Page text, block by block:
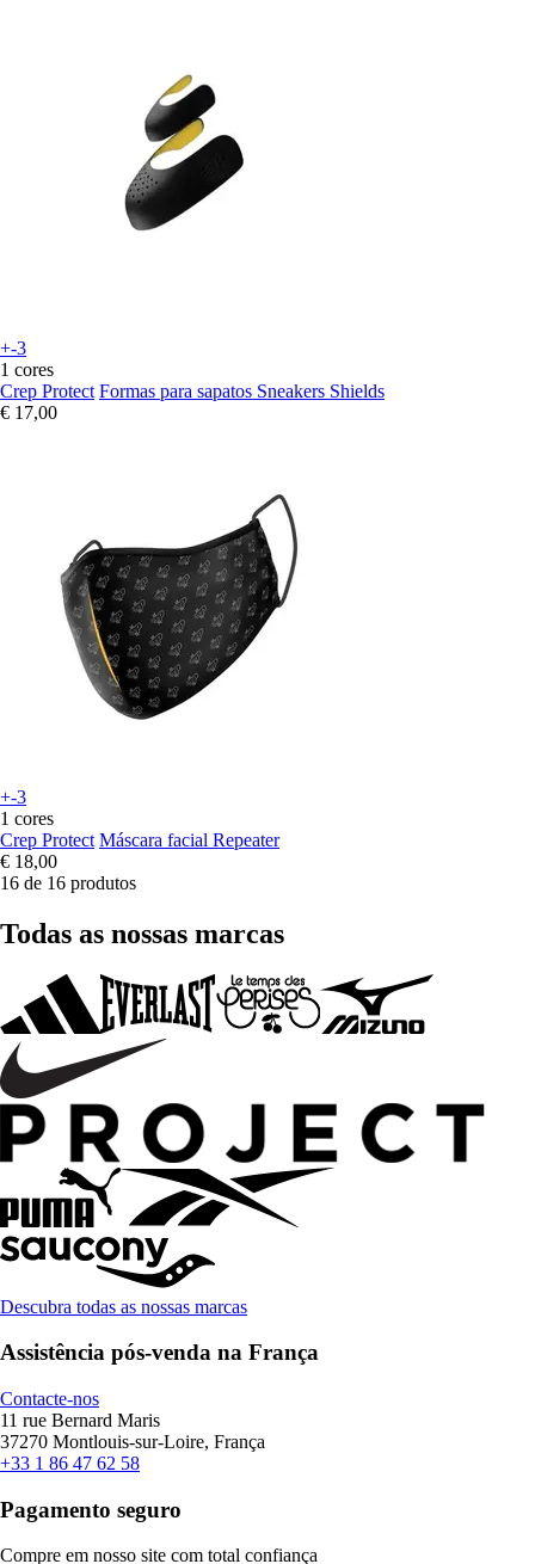
+-3
1 cores
Crep Protect Formas para sapatos Sneakers Shields
€ 17,00
+-3
1 cores
Crep Protect Máscara facial Repeater
€ 18,00
16 de 16 produtos
Todas as nossas marcas
Descubra todas as nossas marcas
Assistência pós-venda na França
Contacte-nos
11 rue Bernard Maris
37270 Montlouis-sur-Loire, França
+33 1 86 47 62 58
Pagamento seguro
Compre em nosso site com total confiança